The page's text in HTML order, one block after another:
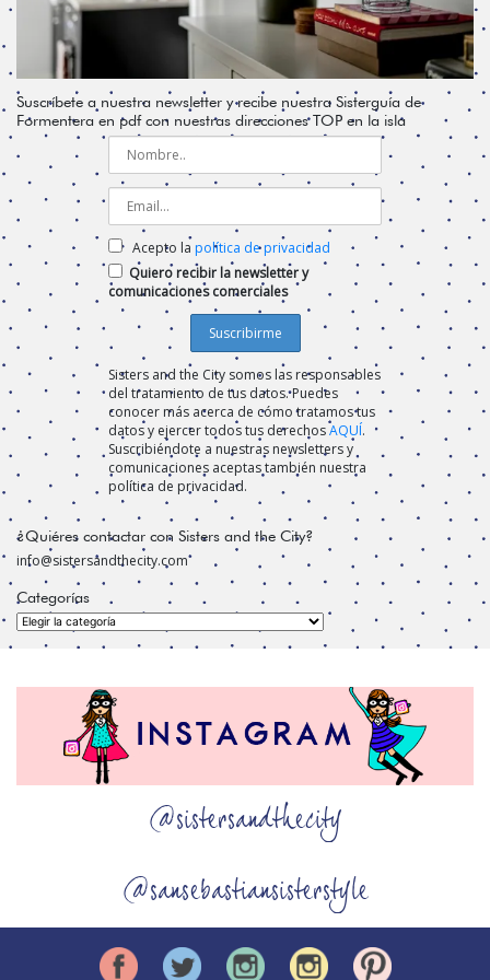
Suscríbete a nuestra newsletter y recibe nuestra Sisterguía de
Formentera en pdf con nuestras direcciones TOP en la isla
Acepto la política de privacidad
Quiero recibir la newsletter y
comunicaciones comerciales
Sisters and the City somos las responsables
del tratamiento de tus datos. Puedes
conocer más acerca de cómo tratamos tus
datos y ejercer todos tus derechosAQUÍ.
Suscribiéndote a nuestras newsletters y
comunicaciones aceptas también nuestra
política de privacidad.
¿Quiéres contactar con Sisters and the City?
info@sistersandthecity.com
Categorías
Categorías
@sistersandthecity
@sansebastiansisterstyle